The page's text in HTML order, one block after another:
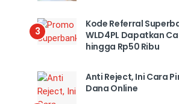
3
Kode Referral
WLD4PL Dapatkan
hingga Rp50 Ribu
Anti Reject, Ini Cara
Dana Online